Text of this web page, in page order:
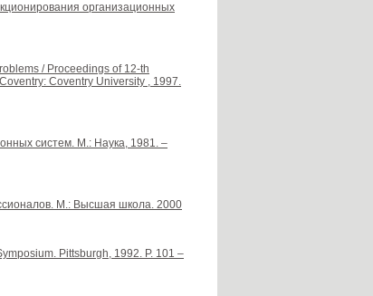
организационных
/ Proceedings of 12-th
Coventry University , 1997.
систем. М.: Наука, 1981. –
М.: Высшая школа. 2000
Pittsburgh, 1992. P. 101 –